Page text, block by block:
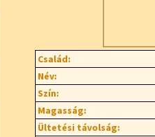
Család:
Név:
Szín:
Magasság:
Ültetési távolság: